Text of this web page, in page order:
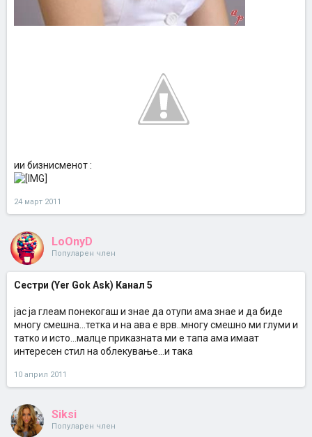
ии бизнисменот :
24 март 2011
LoOnyD
Популарен член
Сестри (Yer Gok Ask) Канал 5
јас ја глеам понекогаш и знае да отупи ама знае и да биде
многу смешна...тетка и на ава е врв..многу смешно ми глуми и
татко и исто...малце приказната ми е тапа ама имаат
интересен стил на облекување...и така
10 април 2011
Siksi
Популарен член